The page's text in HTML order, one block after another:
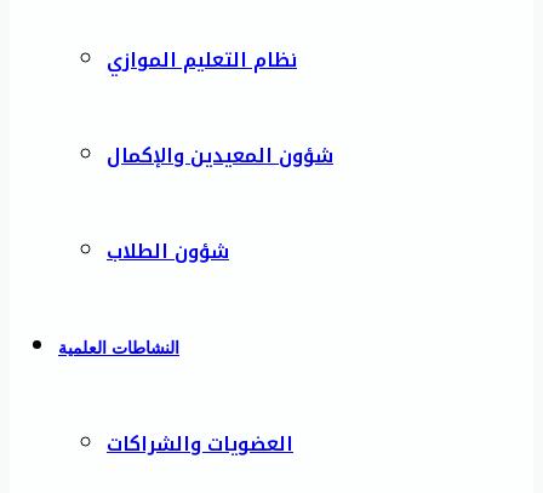
نظام التعليم الموازي
شؤون المعيدين والإكمال
شؤون الطلاب
النشاطات العلمية
العضويات والشراكات